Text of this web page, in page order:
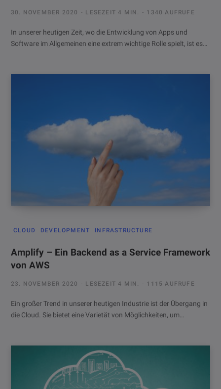
30. NOVEMBER 2020 LESEZEIT 4 MIN. 1340 AUFRUFE
In unserer heutigen Zeit, wo die Entwicklung von Apps und
Software im Allgemeinen eine extrem wichtige Rolle spielt, ist es…
CLOUD DEVELOPMENT INFRASTRUCTURE
Amplify – Ein Backend as a Service Framework
von AWS
23. NOVEMBER 2020 LESEZEIT 4 MIN. 1115 AUFRUFE
Ein großer Trend in unserer heutigen Industrie ist der Übergang in
die Cloud. Sie bietet eine Varietät von Möglichkeiten, um…